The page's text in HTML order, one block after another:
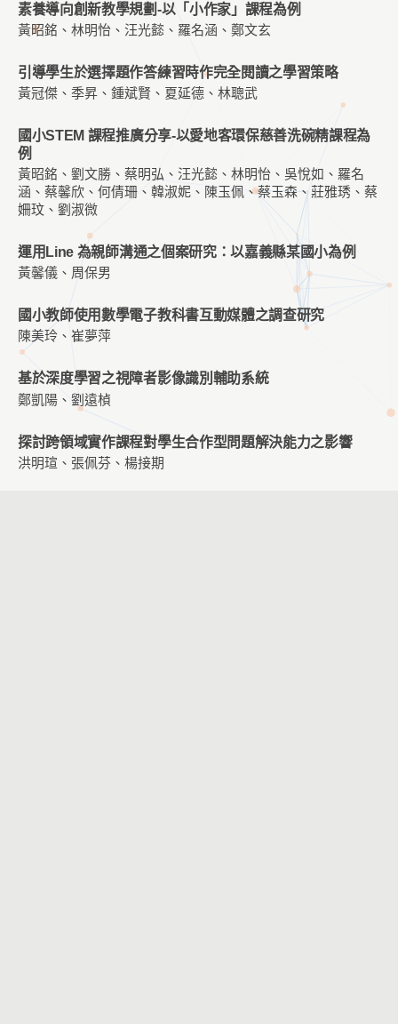
素養導向創新教學規劃-以「小作家」課程為例
黃昭銘、林明怡、汪光懿、羅名涵、鄭文玄
引導學生於選擇題作答練習時作完全閱讀之學習策略
黃冠傑、季昇、鍾斌賢、夏延德、林聰武
國小STEM 課程推廣分享-以愛地客環保慈善洗碗精課程為
例
黃昭銘、劉文勝、蔡明弘、汪光懿、林明怡、吳悅如、羅名
涵、蔡馨欣、何倩珊、韓淑妮、陳玉佩、蔡玉森、莊雅琇、蔡
姍玟、劉淑微
運用Line 為親師溝通之個案研究：以嘉義縣某國小為例
黃馨儀、周保男
國小教師使用數學電子教科書互動媒體之調查研究
陳美玲、崔夢萍
基於深度學習之視障者影像識別輔助系統
鄭凱陽、劉遠楨
探討跨領域實作課程對學生合作型問題解決能力之影響
洪明瑄、張佩芬、楊接期